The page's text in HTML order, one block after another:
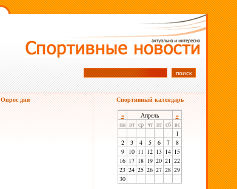
Опрос дня Спортивный календарь
« Апрель
»
пн вт ср чт пт сб вс
1
2
3 4 5 6 7
8
9
10 11 12 13 14 15
16 17 18 19 20 21 22
23 24 25 26 27 28 29
30